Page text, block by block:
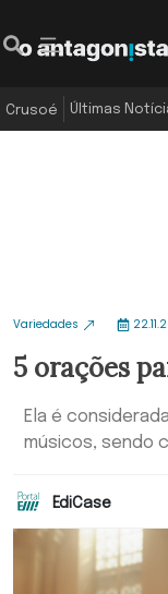
Crusoé Últimas
Variedades
5 orações
Ela é
músicos, sendo
EdiCase